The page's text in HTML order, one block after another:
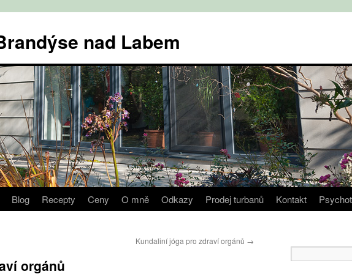
nad Labem
Blog Recepty Ceny O mně Odkazy Prodej turbanů Kontakt
Kundaliní jóga pro zdraví orgánů →
orgánů